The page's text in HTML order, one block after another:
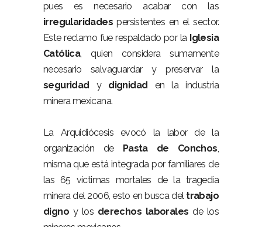
pues es necesario acabar con las
irregularidades persistentes en el sector.
Este reclamo fue respaldado por la Iglesia
Católica, quien considera sumamente
necesario salvaguardar y preservar la
seguridad y dignidad en la industria
minera mexicana.
La Arquidiócesis evocó la labor de la
organización de Pasta de Conchos,
misma que está integrada por familiares de
las 65 víctimas mortales de la tragedia
minera del 2006, esto en busca del trabajo
digno y los derechos laborales de los